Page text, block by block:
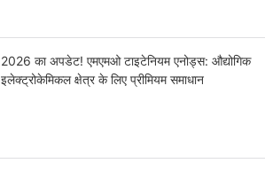
2026 का अपडेट! एमएमओ टाइटेनियम एनोड्स: औद्योगिक
इलेक्ट्रोकेमिकल क्षेत्र के लिए प्रीमियम समाधान